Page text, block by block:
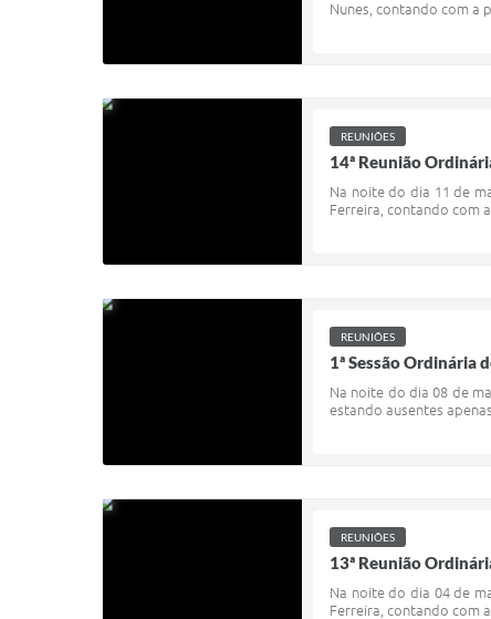
Nunes, contando com a
REUNIÕES
14ª Reunião
Na noite do dia 11 de
Ferreira, contando com
REUNIÕES
1ª Sessão Ordinária
Na noite do dia 08 de
estando ausentes
REUNIÕES
13ª Reunião
Na noite do dia 04 de
Ferreira, contando com